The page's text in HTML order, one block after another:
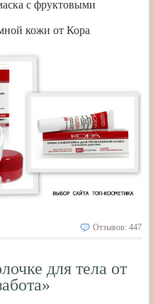
с фруктовыми
кожи от Кора
Отзывов: 447
для тела от